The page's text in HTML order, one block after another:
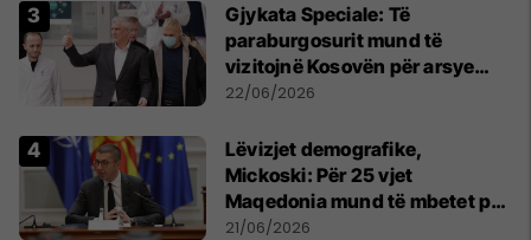
​Gjykata Speciale: Të
paraburgosurit mund të
vizitojnë Kosovën për arsye
humanitare
22/06/2026
Lëvizjet demografike,
Mickoski: Për 25 vjet
Maqedonia mund të mbetet pa
150 mijë deri në 250 mijë
21/06/2026